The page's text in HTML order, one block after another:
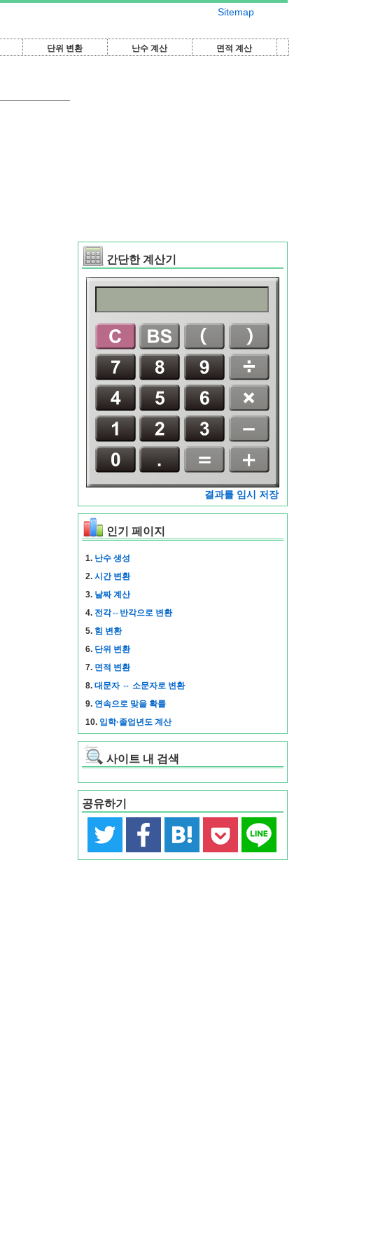
Sitemap
단위 변환 난수 계산 면적 계산
간단한 계산기
결과를 임시 저장
인기 페이지
1. 난수 생성
2. 시간 변환
3. 날짜 계산
4. 전각⇔반각으로 변환
5. 힘 변환
6. 단위 변환
7. 면적 변환
8. 대문자 ⇔ 소문자로 변환
9. 연속으로 맞을 확률
10. 입학·졸업년도 계산
사이트 내 검색
공유하기